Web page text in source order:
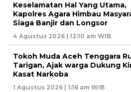
Keselamatan Hal Yang Utama,
Kapolres Agara Himbau
Siaga Banjir dan Longsor
4 Agustus 2026 | 12:10 am WIB
Tokoh Muda Aceh Tenggara
Tarigan, Ajak warga Dukung
Kasat Narkoba
1 Agustus 2026 | 1:16 am WIB